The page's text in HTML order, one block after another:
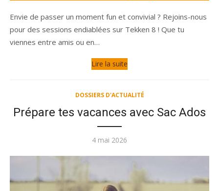
Envie de passer un moment fun et convivial ? Rejoins-nous
pour des sessions endiablées sur Tekken 8 ! Que tu
viennes entre amis ou en…
Lire la suite
DOSSIERS D'ACTUALITÉ
Prépare tes vacances avec Sac Ados
Publié
4 mai 2026